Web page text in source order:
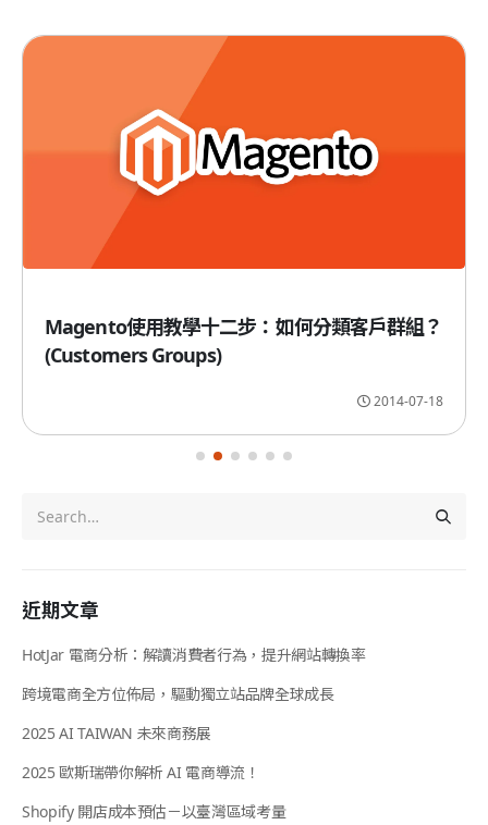
2014-07-18
Magento使用教學十二步：如何分類客戶群組？
(Customers Groups)
近期文章
HotJar 電商分析：解讀消費者行為，提升網站轉換率
跨境電商全方位佈局，驅動獨立站品牌全球成長
2025 AI TAIWAN 未來商務展
2025 歐斯瑞帶你解析 AI 電商導流！
Shopify 開店成本預估－以臺灣區域考量